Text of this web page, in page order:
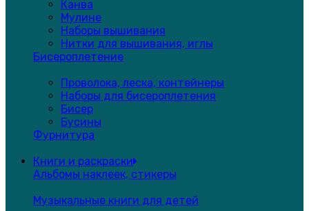
Канва
Мулине
Наборы вышивания
Нитки для вышивания, иглы
Бисероплетение
Проволока, леска, контейнеры
Наборы для бисероплетения
Бисер
Бусины
Фурнитура
Книги и раскраски
Альбомы наклеек, стикеры
Музыкальные книги для детей